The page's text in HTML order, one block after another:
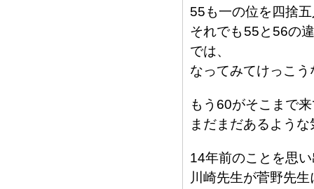
55も一の位を四捨
それでも55と56の
では、
なってみてけっこ
もう60がそこまで
まだまだあるよう
14年前のことを思
川崎先生が菅野先